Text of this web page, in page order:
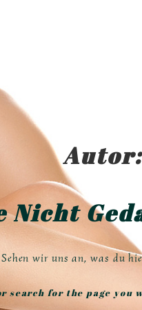
Autor:
wir uns an, was du
search for the page you